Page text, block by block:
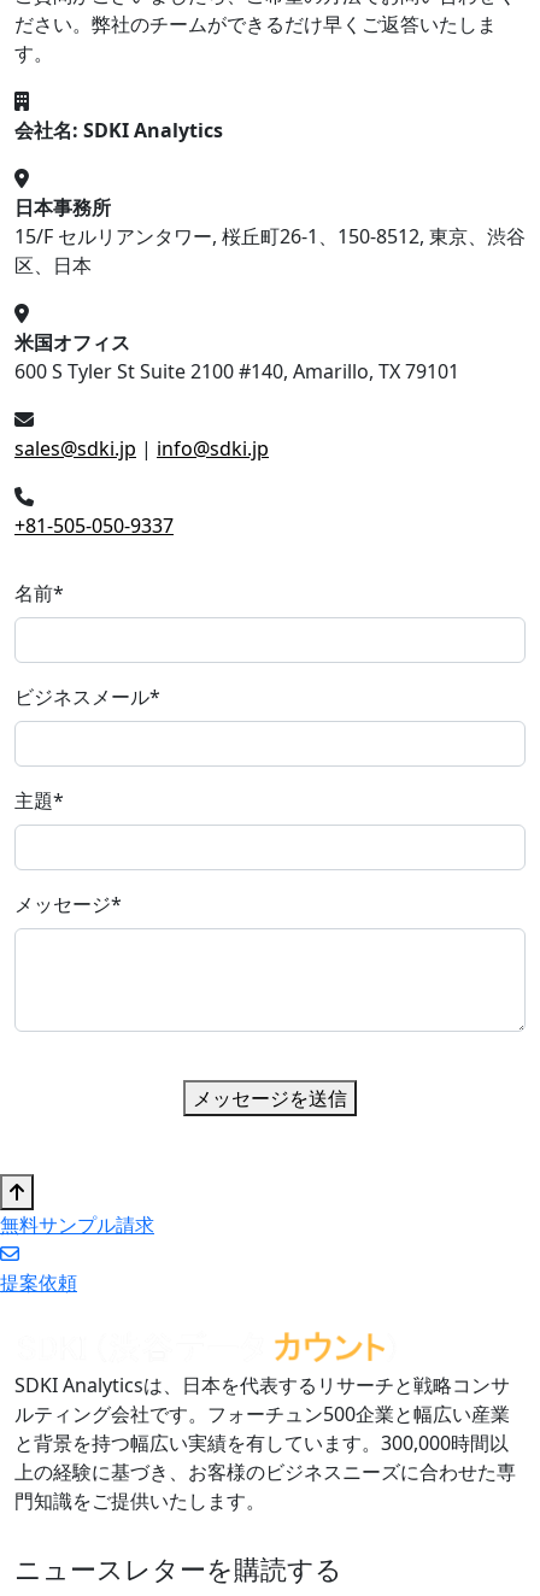
ださい。弊社のチームができるだけ早くご返答いたしま
す。
会社名: SDKI Analytics
日本事務所
15/F セルリアンタワー, 桜丘町26-1、150-8512, 東京、渋谷
区、日本
米国オフィス
600 S Tyler St Suite 2100 #140, Amarillo, TX 79101
sales@sdki.jp | info@sdki.jp
+81-505-050-9337
名前*
ビジネスメール*
主題*
メッセージ*
メッセージを送信
無料サンプル請求
提案依頼
SDKI Analyticsは、日本を代表するリサーチと戦略コンサ
ルティング会社です。フォーチュン500企業と幅広い産業
と背景を持つ幅広い実績を有しています。300,000時間以
上の経験に基づき、お客様のビジネスニーズに合わせた専
門知識をご提供いたします。
ニュースレターを購読する